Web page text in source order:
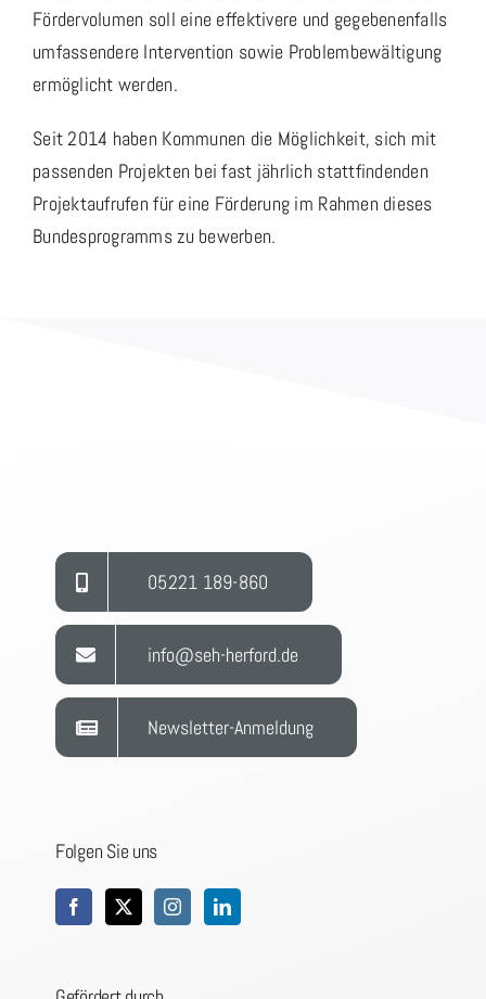
Fördervolumen soll eine effektivere und gegebenenfalls
umfassendere Intervention sowie Problembewältigung
ermöglicht werden.
Seit 2014 haben Kommunen die Möglichkeit, sich mit
passenden Projekten bei fast jährlich stattfindenden
Projektaufrufen für eine Förderung im Rahmen dieses
Bundesprogramms zu bewerben.
05221 189-860
info@seh-herford.de
Newsletter-Anmeldung
Folgen Sie uns